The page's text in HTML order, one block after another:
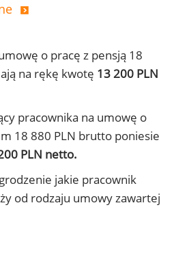
o pracę z pensją 18
na rękę kwotę 13 200 PLN
pracownika na umowę o
18 880 PLN brutto poniesie
PLN netto.
jakie pracownik
od rodzaju umowy zawartej